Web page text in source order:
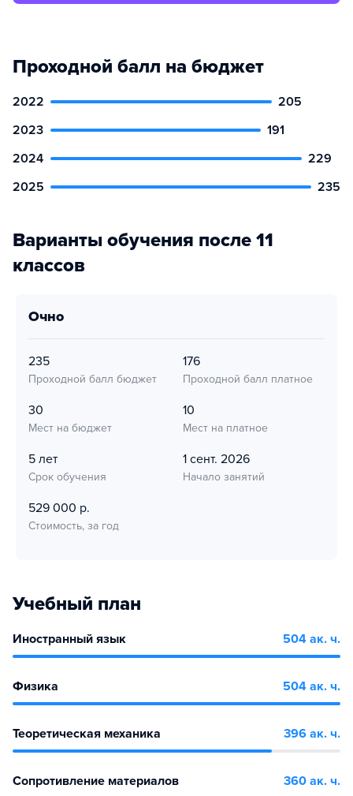
Проходной балл на бюджет
2022
205
2023
191
2024
229
2025
235
Варианты обучения после 11
классов
очно
235
Проходной балл бюджет
176
Проходной балл платное
30
Мест на бюджет
10
Мест на платное
5 лет
Срок обучения
1 сент. 2026
Начало занятий
529 000 р.
Стоимость, за год
Учебный план
Иностранный язык 504 ак. ч.
Физика 504 ак. ч.
Теоретическая механика 396 ак. ч.
Сопротивление материалов 360 ак. ч.